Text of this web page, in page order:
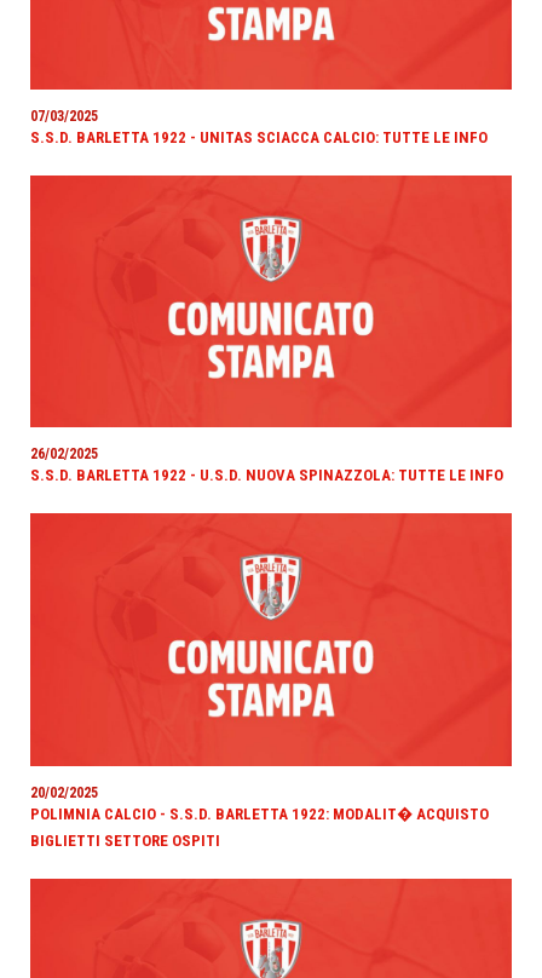
07/03/2025
S.S.D. BARLETTA 1922 - UNITAS SCIACCA CALCIO: TUTTE LE INFO
26/02/2025
S.S.D. BARLETTA 1922 - U.S.D. NUOVA SPINAZZOLA: TUTTE LE INFO
20/02/2025
POLIMNIA CALCIO - S.S.D. BARLETTA 1922: MODALIT� ACQUISTO
BIGLIETTI SETTORE OSPITI